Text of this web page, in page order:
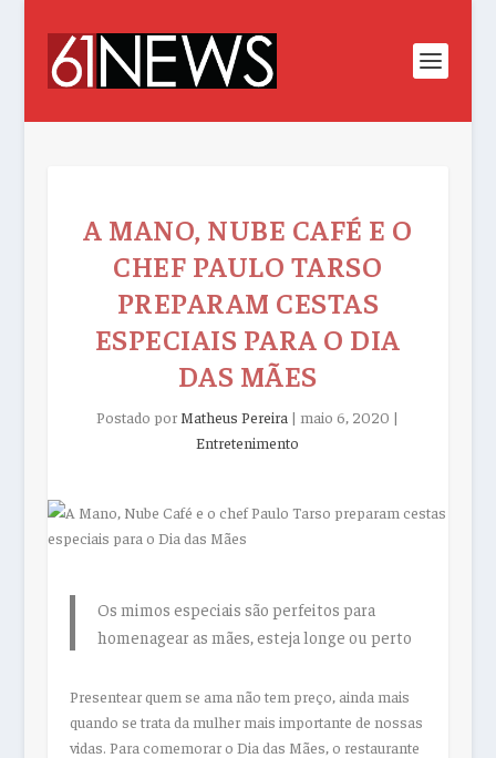
A MANO, NUBE CAFÉ E O
CHEF PAULO TARSO
PREPARAM CESTAS
ESPECIAIS PARA O DIA
DAS MÃES
Postado por Matheus Pereira | maio 6, 2020 |
Entretenimento
Os mimos especiais são perfeitos para
homenagear as mães, esteja longe ou perto
Presentear quem se ama não tem preço, ainda mais
quando se trata da mulher mais importante de nossas
vidas. Para comemorar o Dia das Mães, o restaurante